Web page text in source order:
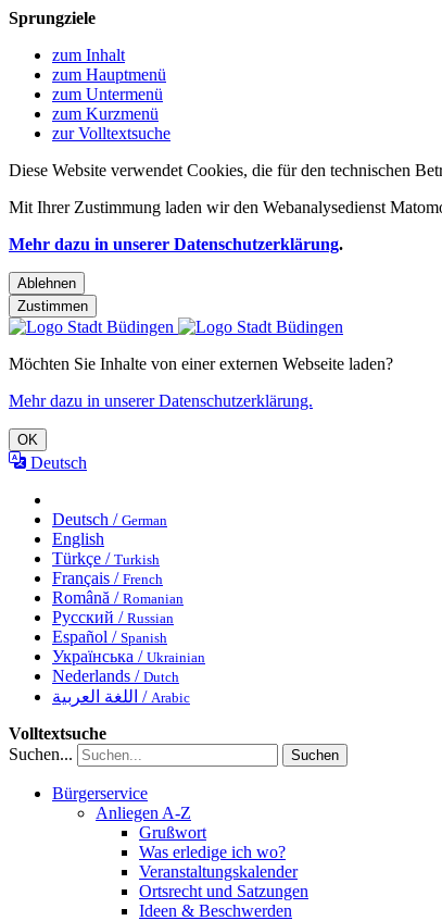
Sprungziele
zum Inhalt
zum Hauptmenü
zum Untermenü
zum Kurzmenü
zur Volltextsuche
Diese Website verwendet Cookies, die für den technischen
Mit Ihrer Zustimmung laden wir den Webanalysedienst
Mehr dazu in unserer Datenschutzerklärung.
Ablehnen
Zustimmen
Möchten Sie Inhalte von einer externen Webseite laden?
Mehr dazu in unserer Datenschutzerklärung.
OK
Deutsch
Deutsch / German
English
Türkçe / Turkish
Français / French
Română / Romanian
Русский / Russian
Español / Spanish
Українська / Ukrainian
Nederlands / Dutch
اللغة العربية / Arabic
Volltextsuche
Suchen...
Suchen
Bürgerservice
Anliegen A-Z
Grußwort
Was erledige ich wo?
Veranstaltungskalender
Ortsrecht und Satzungen
Ideen & Beschwerden